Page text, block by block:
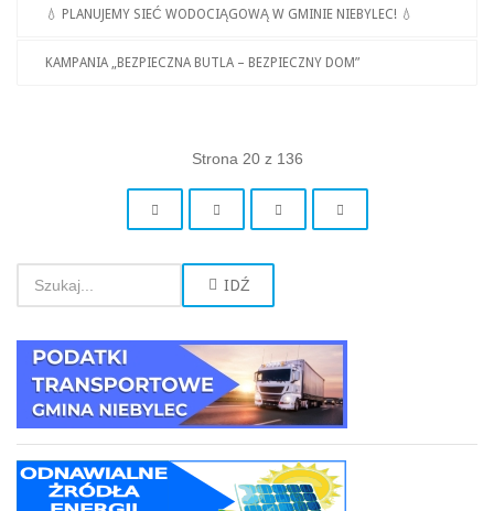
💧 PLANUJEMY SIEĆ WODOCIĄGOWĄ W GMINIE NIEBYLEC! 💧
KAMPANIA „BEZPIECZNA BUTLA – BEZPIECZNY DOM”
Strona 20 z 136
IDŹ